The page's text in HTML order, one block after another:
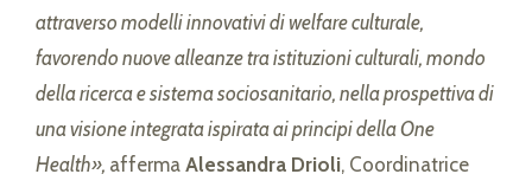
attraverso modelli innovativi di welfare culturale,
favorendo nuove alleanze tra istituzioni culturali, mondo
della ricerca e sistema sociosanitario, nella prospettiva di
una visione integrata ispirata ai principi della One
Health», afferma Alessandra Drioli, Coordinatrice